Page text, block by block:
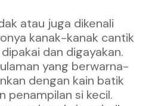
atau juga dikenali
kanak-kanak cantik
dan digayakan.
yang berwarna-
dengan kain batik
penampilan si kecil.